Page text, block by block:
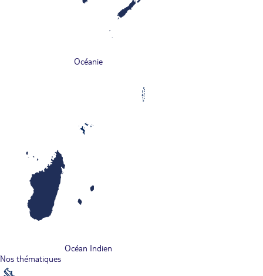
Océanie
Océan Indien
Nos thématiques